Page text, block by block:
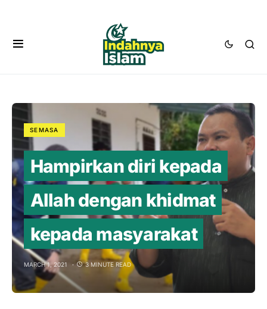
SEMASA
Hampirkan diri kepada
Allah dengan khidmat
kepada masyarakat
MARCH 1, 2021 3 MINUTE READ